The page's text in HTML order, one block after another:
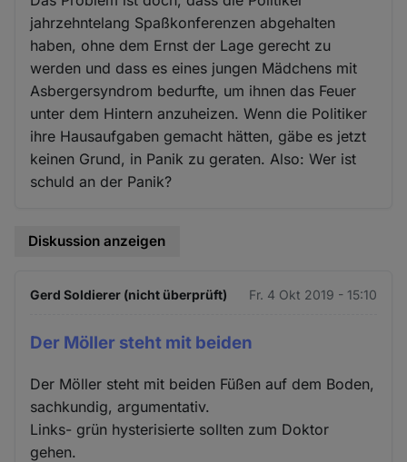
jahrzehntelang Spaßkonferenzen abgehalten
haben, ohne dem Ernst der Lage gerecht zu
werden und dass es eines jungen Mädchens mit
Asbergersyndrom bedurfte, um ihnen das Feuer
unter dem Hintern anzuheizen. Wenn die Politiker
ihre Hausaufgaben gemacht hätten, gäbe es jetzt
keinen Grund, in Panik zu geraten. Also: Wer ist
schuld an der Panik?
Diskussion anzeigen
Gerd Soldierer (nicht überprüft) Fr. 4 Okt 2019 - 15:10
Der Möller steht mit beiden
Der Möller steht mit beiden Füßen auf dem Boden,
sachkundig, argumentativ.
Links- grün hysterisierte sollten zum Doktor
gehen.